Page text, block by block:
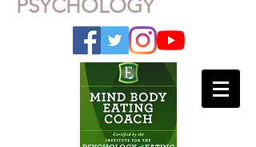
PSYCHOLOGY